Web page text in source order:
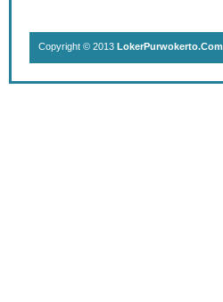
Copyright © 2013 LokerPurwokerto.Com